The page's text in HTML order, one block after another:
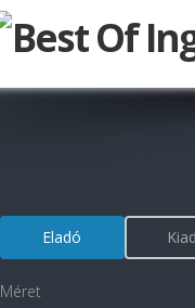
Eladó
Méret